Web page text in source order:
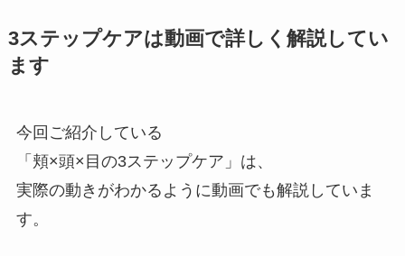
3ステップケアは動画で詳しく解説してい
ます
今回ご紹介している
「頬×頭×目の3ステップケア」は、
実際の動きがわかるように動画でも解説していま
す。